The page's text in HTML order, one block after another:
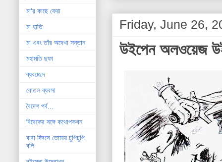
Friday, June 26,
উইপেন অলওয়েজ
মা'র কাছে ফেরা
মা হাতি
মা এবং তাঁর অদেখা সন্তান
মহামতি ছফা
ব্যবচ্ছেদ
বোতল ব্যবসা
বৈদেশ পর্ব...
বিবেকের সঙ্গে কথোপকথন
বাবা দিবসে তোমায় চুপিচুপি
বলি